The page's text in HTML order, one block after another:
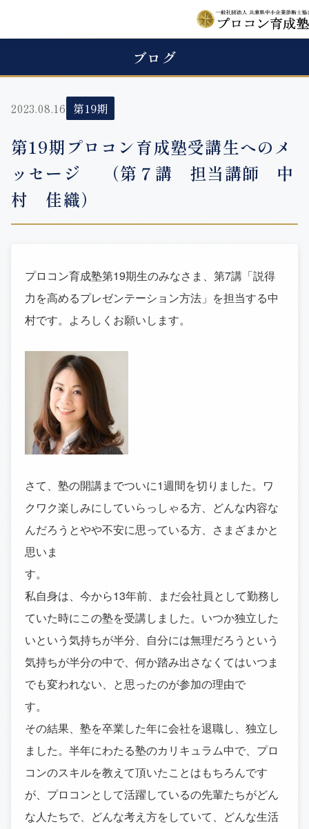
ブログ
2023.08.16 第19期
第19期プロコン育成塾受講生へのメ
ッセージ （第７講 担当講師 中
村 佳織）
プロコン育成塾第19期生のみなさま、第7講「説得
力を高めるプレゼンテーション方法」を担当する中
村です。よろしくお願いします。
さて、塾の開講までついに1週間を切りました。ワ
クワク楽しみにしていらっしゃる方、どんな内容な
んだろうとやや不安に思っている方、さまざまかと
思いま
す
私自身は、今から13年前、まだ会社員として勤務し
ていた時にこの塾を受講しました。いつか独立した
いという気持ちが半分、自分には無理だろうという
気持ちが半分の中で、何か踏み出さなくてはいつま
でも変われない、と思ったのが参加の理由で
す
その結果、塾を卒業した年に会社を退職し、独立し
ました。半年にわたる塾のカリキュラム中で、プロ
コンのスキルを教えて頂いたことはもちろんです
が、プロコンとして活躍しているの先輩たちがどん
な人たちで、どんな考え方をしていて、どんな生活